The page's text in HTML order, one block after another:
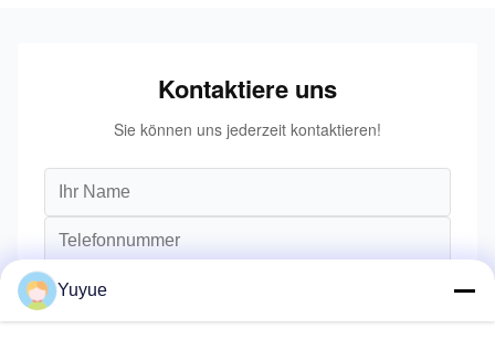
Kontaktiere uns
Sie können uns jederzeit kontaktieren!
Yuyue